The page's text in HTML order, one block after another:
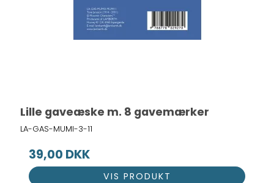
Lille gaveæske m. 8 gavemærker
LA-GAS-MUMI-3-11
39,00 DKK
VIS PRODUKT